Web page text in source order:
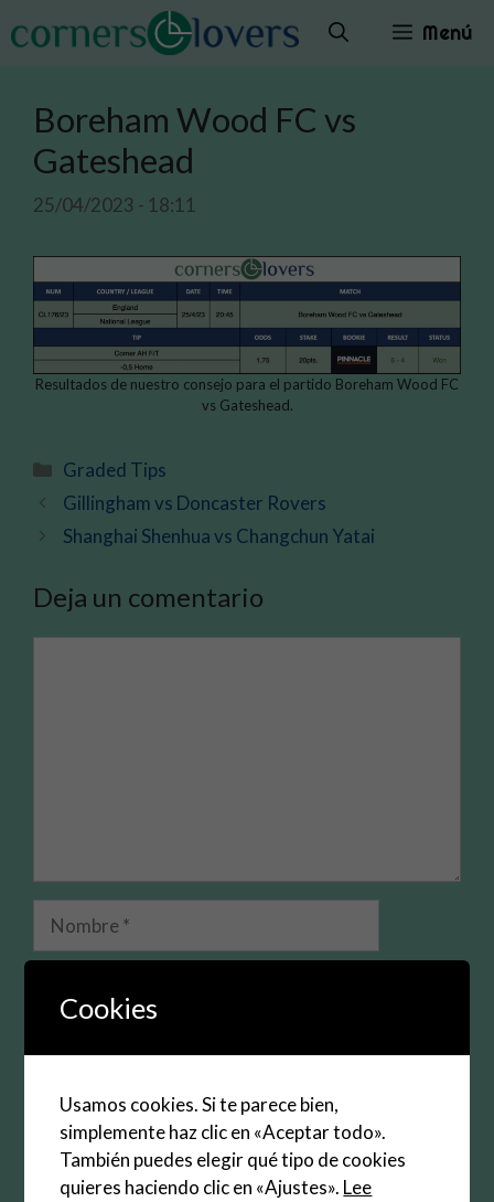
al
Menú
Boreham Wood FC vs
Gateshead
25/04/2023 - 18:11
Resultados de nuestro consejo para el partido Boreham Wood FC
vs Gateshead.
Categorías
Graded Tips
Gillingham vs Doncaster Rovers
Shanghai Shenhua vs Changchun Yatai
Deja un comentario
electrónico
Guarda mi nombre, correo electrónico y web en
este navegador para la próxima vez que
comente.
Cookies
Usamos cookies. Si te parece bien,
simplemente haz clic en «Aceptar todo».
También puedes elegir qué tipo de cookies
quieres haciendo clic en «Ajustes». Lee